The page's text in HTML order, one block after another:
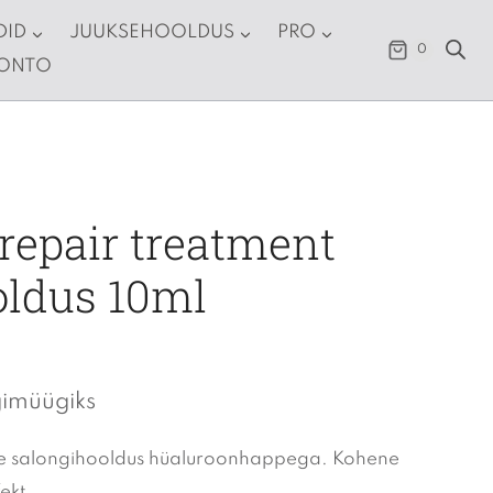
JUUKSEHOOLDUS
PRO
0
treatment
10ml
salongihooldus hüaluroonhappega. Kohene